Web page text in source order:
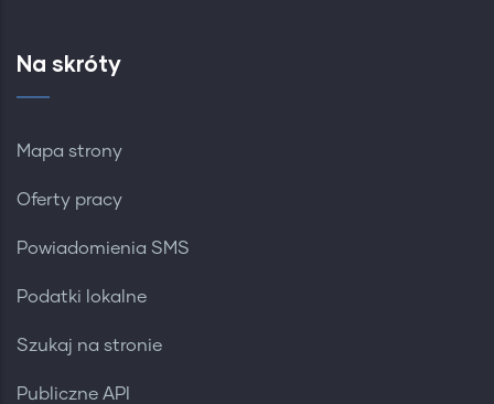
Na skróty
Mapa strony
Oferty pracy
Powiadomienia SMS
Podatki lokalne
Szukaj na stronie
Publiczne API